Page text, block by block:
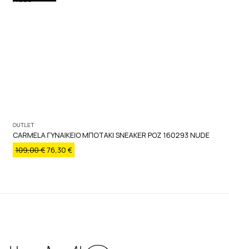
OUTLET
CARMELA ΓΥΝΑΙΚΕΙΟ ΜΠΟΤΑΚΙ SNEAKER ΡΟΖ 160293 NUDE
109,00€ 76,30 €